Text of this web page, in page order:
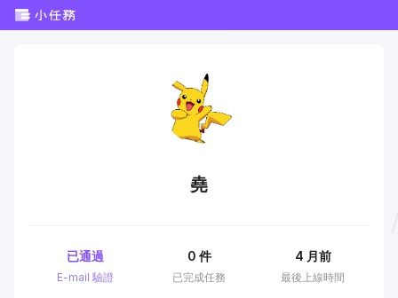
堯
E-mail 驗證
已通過
已完成任務
0 件
最後上線時間
4 月前